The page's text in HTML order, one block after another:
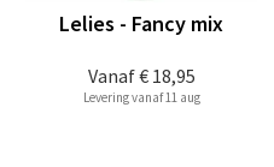
Vanaf€ 18,95
Lelies - Fancy mix
Levering vanaf 11 aug